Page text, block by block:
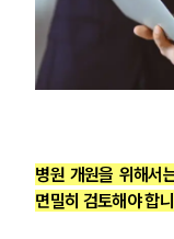
병원 개원을 위해서
면밀히 검토해야 합